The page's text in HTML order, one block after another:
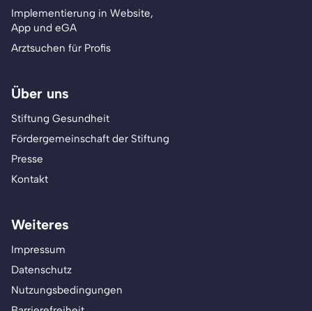
Implementierung in Website,
App und eGA
Arztsuchen für Profis
Über uns
Stiftung Gesundheit
Fördergemeinschaft der Stiftung
Presse
Kontakt
Weiteres
Impressum
Datenschutz
Nutzungsbedingungen